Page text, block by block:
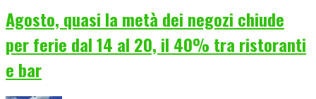
Agosto, quasi la metà dei negozi chiude
per ferie dal 14 al 20, il 40% tra ristoranti
e bar